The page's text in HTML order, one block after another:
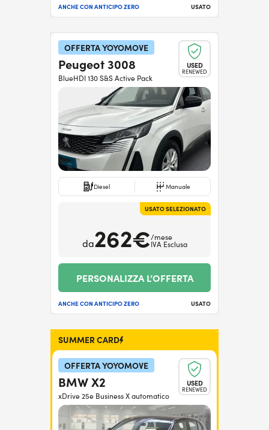
ANCHE CON ANTICIPO ZERO USATO
OFFERTA YOYOMOVE
USED
RENEWED
Peugeot 3008
BlueHDI 130 S&S Active Pack
Diesel Manuale
USATO SELEZIONATO
da262€/mese
IVA Esclusa
PERSONALIZZA L’OFFERTA
ANCHE CON ANTICIPO ZERO USATO
SUMMER CARD
OFFERTA YOYOMOVE
USED
RENEWED
BMW X2
xDrive 25e Business X automatico